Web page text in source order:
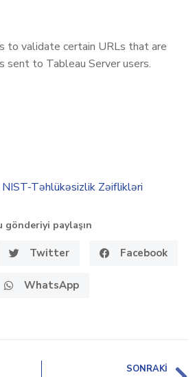
to validate certain URLs that are
sent to Tableau Server users.
NIST-Təhlükəsizlik Zəiflikləri
gönderiyi paylaşın
Twitter Facebook
WhatsApp
SONRAKI